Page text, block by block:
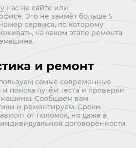
нас на сайте или
Это не займёт больше 5
сервиса, по которому
на каком этапе ремонта
и ремонт
самые современные
поиска путём теста и проверки
Сообщаем вам
и ремонтируем. Сроки
от поломок, но даже в
договорённости